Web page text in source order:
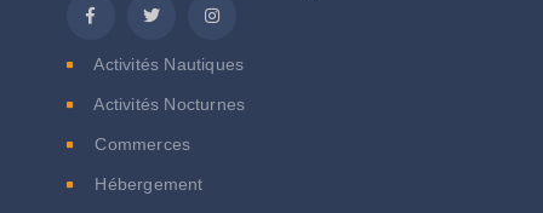
Activités Nautiques
Activités Nocturnes
Commerces
Hébergement